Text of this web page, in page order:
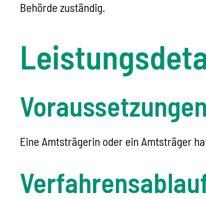
Behörde zuständig.
Voraussetzungen
Eine Amtsträgerin oder ein Amtsträger